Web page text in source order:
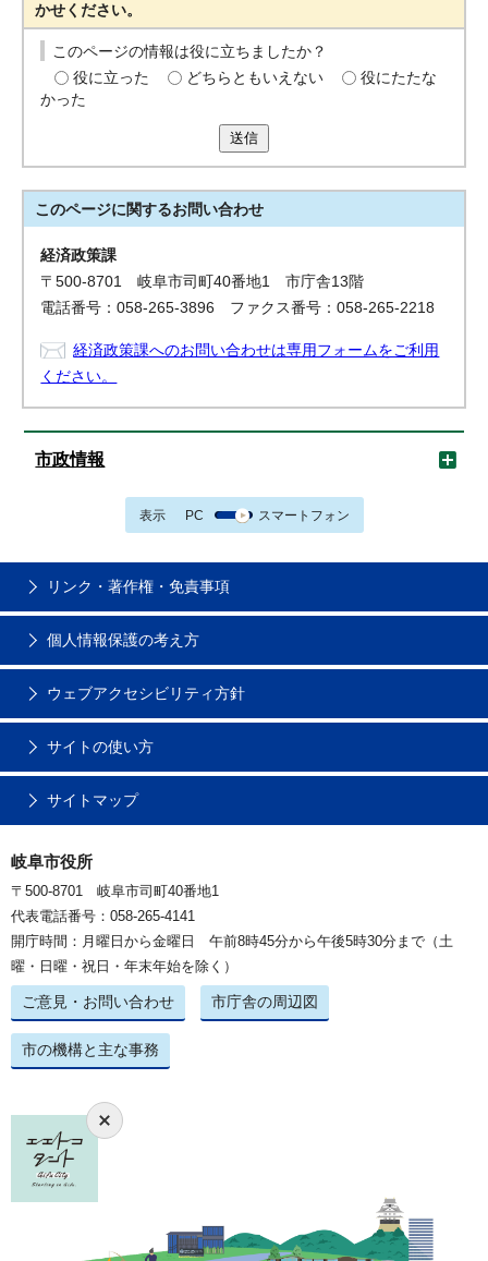
かせください。
このページの情報は役に立ちましたか？
役に立った
どちらともいえない
役にたたな
かった
送信
このページに関するお問い合わせ
経済政策課
〒500-8701 岐阜市司町40番地1 市庁舎13階
電話番号：058-265-3896 ファクス番号：058-265-2218
経済政策課へのお問い合わせは専用フォームをご利用
ください。
市政情報
表示 PC スマートフォン
リンク・著作権・免責事項
個人情報保護の考え方
ウェブアクセシビリティ方針
サイトの使い方
サイトマップ
岐阜市役所
〒500-8701 岐阜市司町40番地1
代表電話番号：058-265-4141
開庁時間：月曜日から金曜日 午前8時45分から午後5時30分まで（土
曜・日曜・祝日・年末年始を除く）
ご意見・お問い合わせ 市庁舎の周辺図
市の機構と主な事務